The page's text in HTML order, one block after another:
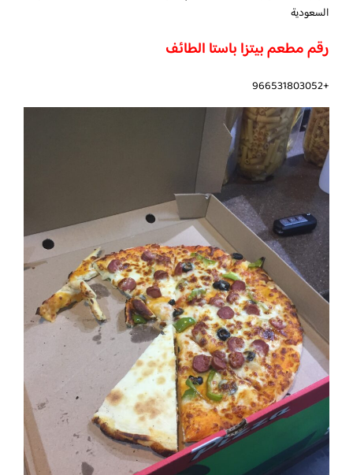
السعودية
رقم مطعم بيتزا باستا الطائف
+966531803052